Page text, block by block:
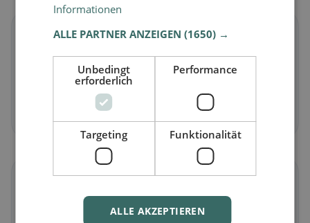
🥕
Vegetarischin Kreuzstetten
Fleischlose Gerichte & vegetarische Klassiker
Jetzt entdecken →
🌾
Glutenfrei in Kreuzstetten
Informationen
ALLE PARTNER ANZEIGEN(1650) →
Unbedingt
erforderlich
Performance
Targeting Funktionalität
ALLE AKZEPTIEREN